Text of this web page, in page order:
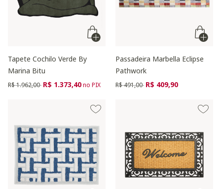
Tapete Cochilo Verde By
Marina Bitu
Preço reduzido de
R$ 1.962,00 para
R$ 1.373,40no PIX
Passadeira Marbella Eclipse
Pathwork
Preço reduzido de
R$ 491,00 para
R$ 409,90